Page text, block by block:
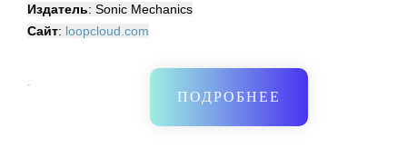
Издатель: Sonic Mechanics
Сайт: loopcloud.com
·
ПОДРОБНЕЕ